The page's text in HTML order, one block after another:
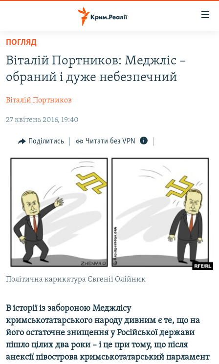
Перейти
основного
матеріалу
Перейти
до
навігації
Перейти
пошуку
ВОДА.КРИМ
ВІДЕО ТА ФОТО
ПОЛІТИКА
БЛОГИ
ПОГЛЯД
ІНТЕРВ'Ю
СПЕЦПРОЕКТИ
ДЕПОРТАЦІЯ
ВІДЕОУРОКИ «ELIFBE»
СВІДЧЕННЯ ОКУПАЦІЇ
УКРАЇНСЬКА ПРОБЛЕМА КРИМУ
ІНФОГРАФІКА
ЯК ОБІЙТИ БЛОКУВАННЯ
Русский
Qırımtatar
ДОЛУЧАЙСЯ!
Усі сайти RFE/RL
ПОГЛЯД
Віталій Портников: Меджліс –
обраний і дуже небезпечний
Віталій Портников
27 квітень 2016, 19:40
Поділитись Читати без VPN
Політична карикатура Євгенії Олійник
В історії із забороною Меджлісу
кримськотатарського народу дивним є те, що на
його остаточне знищення у Російської держави
пішло цілих два роки – і це при тому, що після
анексії півострова кримськотатарський парламент